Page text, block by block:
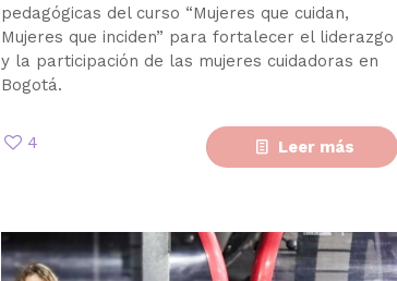
pedagógicas del curso “Mujeres que cuidan,
Mujeres que inciden” para fortalecer el liderazgo
y la participación de las mujeres cuidadoras en
Bogotá.
4 Leer más